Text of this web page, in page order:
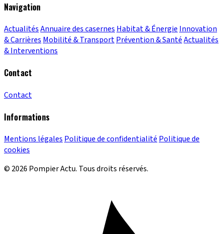
Navigation
ActualitésAnnuaire des casernes Habitat & Énergie Innovation
& Carrières Mobilité & TransportPrévention & SantéActualités
& Interventions
Contact
Contact
Informations
Mentions légales Politique de confidentialité Politique de
cookies
© 2026 Pompier Actu. Tous droits réservés.